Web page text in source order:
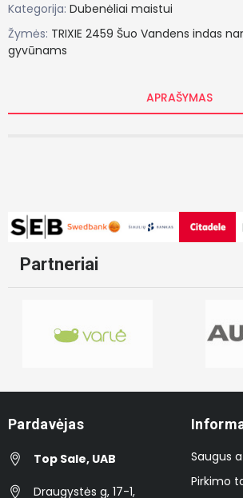
Kategorija: Dubenėliai maistui
Žymės: TRIXIE 2459 Šuo Vandens indas
gyvūnams
APRAŠYMAS
Partneriai
Pardavėjas
Top Sale, UAB
Draugystės g, 17-1,
Saugus
Pirkimo